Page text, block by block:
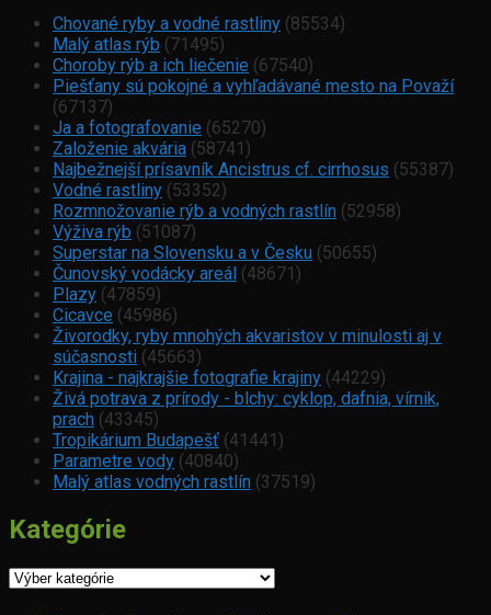
Chované ryby a vodné rastliny (85534)
Malý atlas rýb (71495)
Choroby rýb a ich liečenie (67540)
Piešťany sú pokojné a vyhľadávané mesto na Považí
(67137)
Ja a fotografovanie (65270)
Založenie akvária (58741)
Najbežnejší prísavník Ancistrus cf. cirrhosus (55387)
Vodné rastliny (53352)
Rozmnožovanie rýb a vodných rastlín (52958)
Výživa rýb (51087)
Superstar na Slovensku a v Česku (50655)
Čunovský vodácky areál (48671)
Plazy (47859)
Cicavce (45986)
Živorodky, ryby mnohých akvaristov v minulosti aj v
súčasnosti (45663)
Krajina - najkrajšie fotografie krajiny (44229)
Živá potrava z prírody - blchy: cyklop, dafnia, vírnik,
prach (43345)
Tropikárium Budapešť (41441)
Parametre vody (40840)
Malý atlas vodných rastlín (37519)
Kategórie
Kategórie